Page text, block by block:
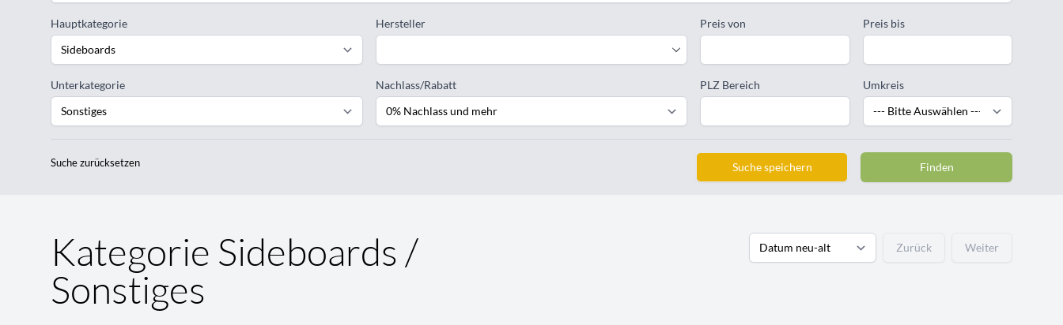
Hauptkategorie
Unterkategorie
Hersteller
Nachlass/Rabatt
Preis von Preis bis
PLZ Bereich Umkreis
Suche zurücksetzen Suche speichern Finden
Kategorie Sideboards /
Sonstiges
Zurück Weiter